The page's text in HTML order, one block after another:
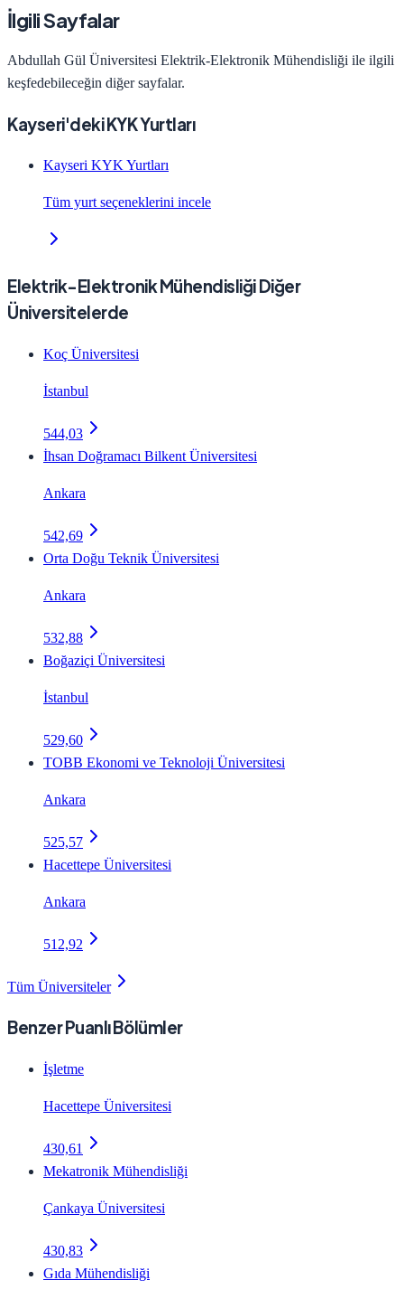
İlgili Sayfalar
Abdullah Gül Üniversitesi Elektrik-Elektronik Mühendisliği ile ilgili
keşfedebileceğin diğer sayfalar.
Kayseri'deki KYK Yurtları
Kayseri KYK Yurtları
Tüm yurt seçeneklerini incele
Elektrik-Elektronik Mühendisliği Diğer
Üniversitelerde
Koç Üniversitesi
İstanbul
544,03
İhsan Doğramacı Bilkent Üniversitesi
Ankara
542,69
Orta Doğu Teknik Üniversitesi
Ankara
532,88
Boğaziçi Üniversitesi
İstanbul
529,60
TOBB Ekonomi ve Teknoloji Üniversitesi
Ankara
525,57
Hacettepe Üniversitesi
Ankara
512,92
Tüm Üniversiteler
Benzer Puanlı Bölümler
İşletme
Hacettepe Üniversitesi
430,61
Mekatronik Mühendisliği
Çankaya Üniversitesi
430,83
Gıda Mühendisliği